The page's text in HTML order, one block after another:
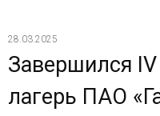
28.03.2025
Завершился
лагерь ПАО